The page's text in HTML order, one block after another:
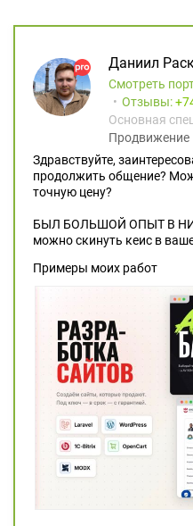
Даниил
Смотреть
Отзывы:
Основная
Продвижение
Здравствуйте,
продолжить общение?
точную цену?
БЫЛ БОЛЬШОЙ ОПЫТ В
можно скинуть кеис в
Примеры моих работ